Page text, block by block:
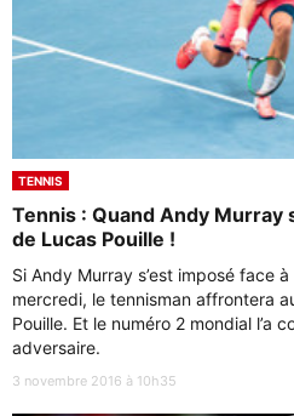
TENNIS
Tennis : Quand Andy
de Lucas Pouille !
Si Andy Murray s’est imposé face
mercredi, le tennisman affrontera
Pouille. Et le numéro 2 mondial l’a
adversaire.
3 novembre 2016 à 10h35